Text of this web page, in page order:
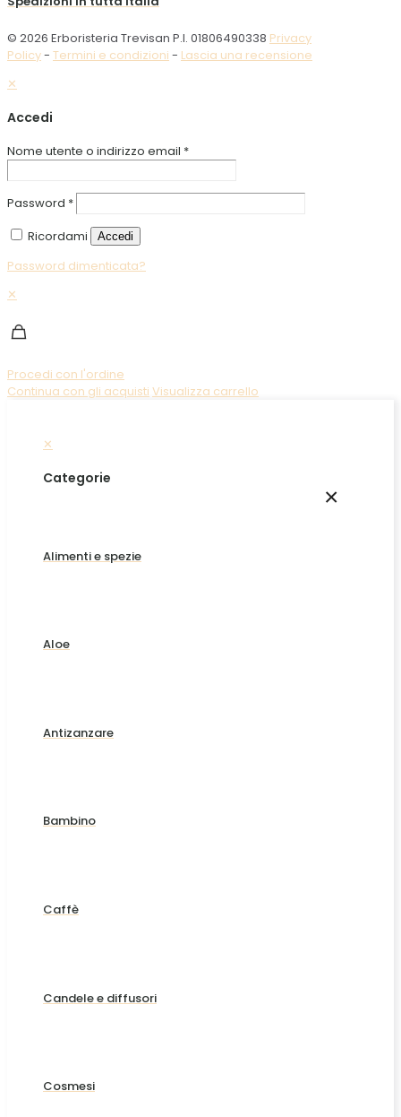
© 2026 Erboristeria Trevisan P.I. 01806490338 Privacy
Policy- Termini e condizioni - Lascia una recensione
✕
Accedi
Nome utente o indirizzo email *
Password *
Ricordami
Accedi
Password dimenticata?
✕
Procedi con l'ordine
Continua con gli acquisti Visualizza carrello
✕
×
Categorie
Alimenti e spezie
Aloe
Antizanzare
Bambino
Caffè
Candele e diffusori
Cosmesi